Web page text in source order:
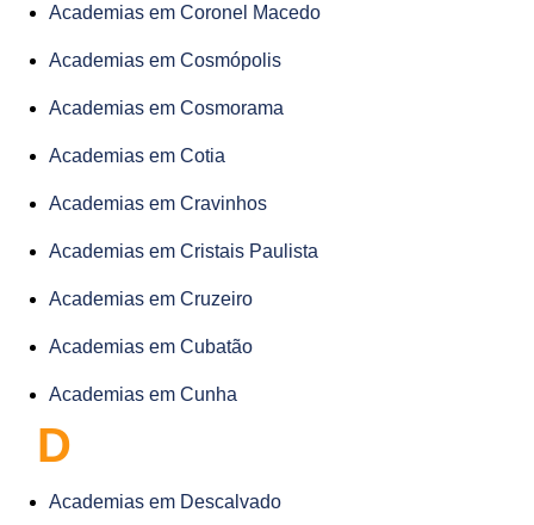
Academias em Coronel Macedo
Academias em Cosmópolis
Academias em Cosmorama
Academias em Cotia
Academias em Cravinhos
Academias em Cristais Paulista
Academias em Cruzeiro
Academias em Cubatão
Academias em Cunha
D
Academias em Descalvado